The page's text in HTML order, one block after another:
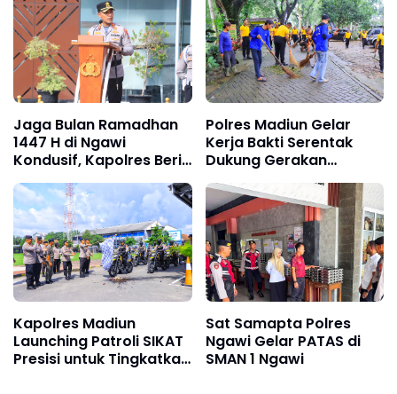
Jaga Bulan Ramadhan
1447 H di Ngawi
Kondusif, Kapolres Beri
Imbauan Kamtibmas
Polres Madiun Gelar
Kerja Bakti Serentak
Dukung Gerakan
Indonesia Asri di Wisata
Wahana Grape
Kapolres Madiun
Launching Patroli SIKAT
Presisi untuk Tingkatkan
Sat Samapta Polres
Ngawi Gelar PATAS di
SMAN 1 Ngawi